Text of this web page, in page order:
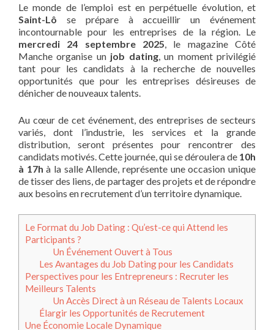
Le monde de l’emploi est en perpétuelle évolution, et
Saint-Lô se prépare à accueillir un événement
incontournable pour les entreprises de la région. Le
mercredi 24 septembre 2025 , le magazine Côté
Manche organise un job dating, un moment privilégié
tant pour les candidats à la recherche de nouvelles
opportunités que pour les entreprises désireuses de
dénicher de nouveaux talents.
Au cœur de cet événement, des entreprises de secteurs
variés, dont l’industrie, les services et la grande
distribution, seront présentes pour rencontrer des
candidats motivés. Cette journée, qui se déroulera de 10h
à 17h à la salle Allende, représente une occasion unique
de tisser des liens, de partager des projets et de répondre
aux besoins en recrutement d’un territoire dynamique.
Le Format du Job Dating : Qu’est-ce qui Attend les
Participants ?
Un Événement Ouvert à Tous
Les Avantages du Job Dating pour les Candidats
Perspectives pour les Entrepreneurs : Recruter les
Meilleurs Talents
Un Accès Direct à un Réseau de Talents Locaux
Élargir les Opportunités de Recrutement
Une Économie Locale Dynamique